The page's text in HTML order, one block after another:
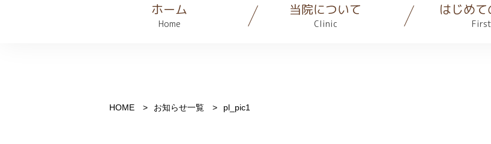
ホーム
Home
当院について
Clinic
はじめ
First
HOME お知らせ一覧 pl_pic1